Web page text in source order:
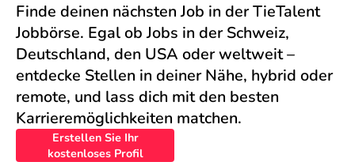
Finde deinen nächsten Job in der TieTalent
Jobbörse. Egal ob Jobs in der Schweiz,
Deutschland, den USA oder weltweit –
entdecke Stellen in deiner Nähe, hybrid oder
remote, und lass dich mit den besten
Karrieremöglichkeiten matchen.
Erstellen Sie Ihr
kostenloses Profil